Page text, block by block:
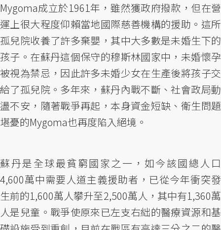
Mygoma成立於1961年，雖然獲政府撥款，但在營
運上很大程度仰賴當地國際慈善機構的援助。這所
孤兒院收養了許多棄嬰，其中大多數是未婚生下的
孩子。在蘇丹這個保守的穆斯林國家中，未婚懷孕
被視為禁忌，因此許多未婚少女在生產後將孩子交
給了孤兒院。多年來，蘇丹內戰不斷、社會政局動
盪不安，隨著戰爭再起，本身資金短缺、衛生問題
堪憂的Mygoma也再度陷入絕境。
蘇丹是全球最貧窮國家之一，如今該國總人口
4,600萬中需要人道主義援助者，已從今年衝突發
生前的1,600萬人攀升至2,500萬人，其中有1,360萬
人是兒童。戰爭使原來已左支右絀的醫療資源和基